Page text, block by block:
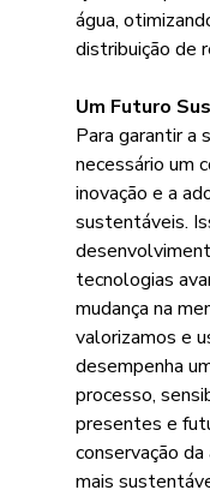
água,
distribuição de
Um Futuro
Para garantir a
necessário um
inovação e a
sustentáveis.
tecnologias
mudança na
valorizamos e
desempenha
processo,
presentes e
conservação
mais